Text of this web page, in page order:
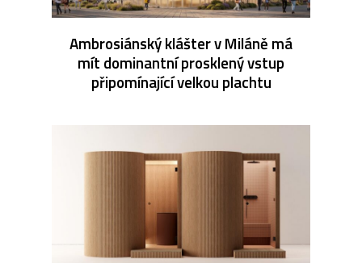
Ambrosiánský klášter v Miláně má
mít dominantní prosklený vstup
připomínající velkou plachtu